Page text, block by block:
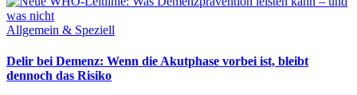
Allgemein & Speziell
Delir bei Demenz: Wenn die Akutphase vorbei ist, bleibt
dennoch das Risiko